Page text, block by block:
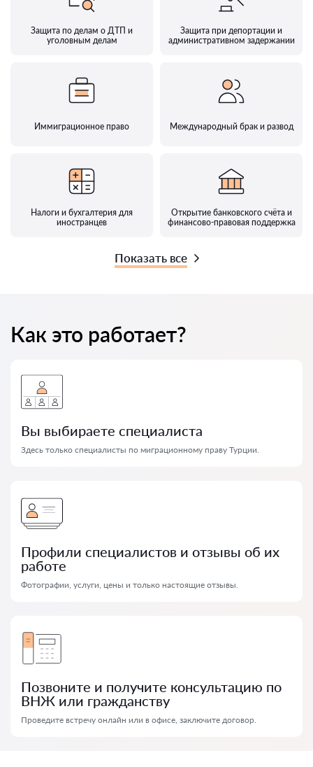
Защита по делам о ДТП и
уголовным делам
Защита при депортации и
административном задержании
Иммиграционное право Международный брак и развод
Налоги и бухгалтерия для
иностранцев
Открытие банковского счёта и
финансово-правовая поддержка
Показать все
Как это работает?
Вы выбираете специалиста
Здесь только специалисты по миграционному праву Турции.
Профили специалистов и отзывы об их
работе
Фотографии, услуги, цены и только настоящие отзывы.
Позвоните и получите консультацию по
ВНЖ или гражданству
Проведите встречу онлайн или в офисе, заключите договор.